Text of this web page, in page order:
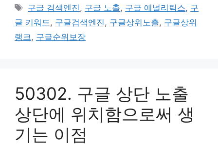
Tags
구글 검색엔진 , 구글 노출, 구글 애널리틱스, 구
글 키워드 , 구글검색엔진 , 구글상위노출, 구글상위
랭크 , 구글순위보장
50302. 구글 상단 노출
상단에 위치함으로써 생
기는 이점